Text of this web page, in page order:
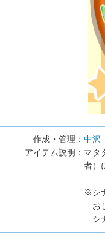
作成・管理： 中沢
アイテム説明： マタ
者）
※シ
お
シ